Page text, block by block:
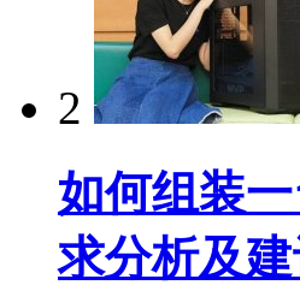
2
如何组装
求分析及